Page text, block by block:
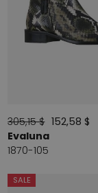
305,15 $ 152,58 $
Evaluna
1870-105
SALE